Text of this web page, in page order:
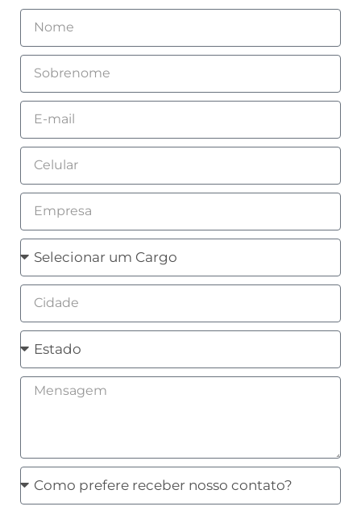
Nome
Sobrenome
Email
Celular
Empresa
Cargo
Cidade
Estado
Mensagem
Como
prefere